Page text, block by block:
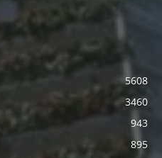
5608
3460
943
895